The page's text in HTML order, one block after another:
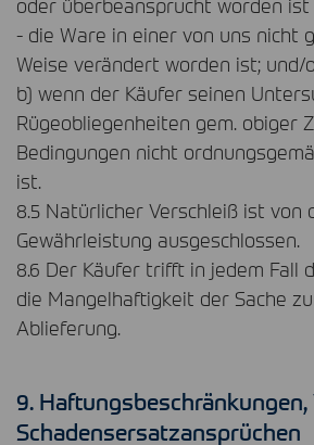
- die Ware in einer von uns nicht
Weise verändert worden ist; und/
b) wenn der Käufer seinen
Rügeobliegenheiten gem. obiger
Bedingungen nicht
ist.
8.5 Natürlicher Verschleiß ist von
Gewährleistung ausgeschlossen.
8.6 Der Käufer trifft in jedem Fall
die Mangelhaftigkeit der Sache
Ablieferung.
9.
Schadensersatzansprüchen